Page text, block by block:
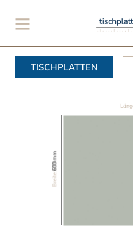
TISCHPLATTEN